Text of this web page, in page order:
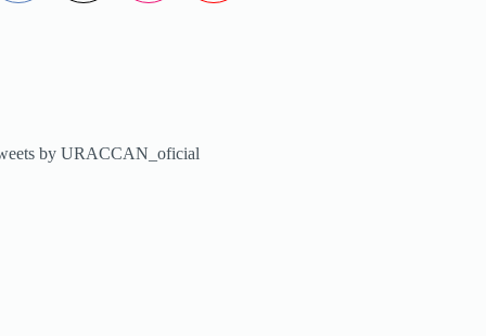
by URACCAN_oficial